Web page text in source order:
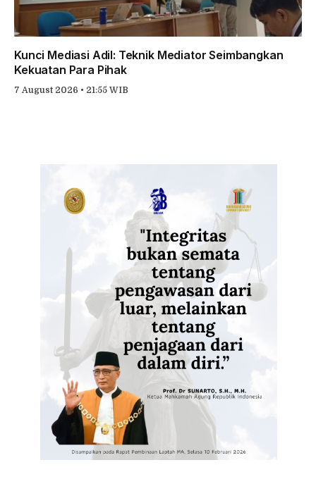
Kunci Mediasi Adil: Teknik Mediator Seimbangkan
Kekuatan Para Pihak
7 August 2026 • 21:55 WIB